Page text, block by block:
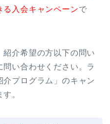
る入会キャンペーンで
介希望の方以下の問い
い合わせください。ラ
プログラム」のキャン
。